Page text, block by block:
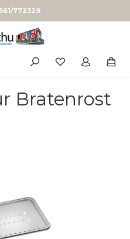
772329
Bratenrost